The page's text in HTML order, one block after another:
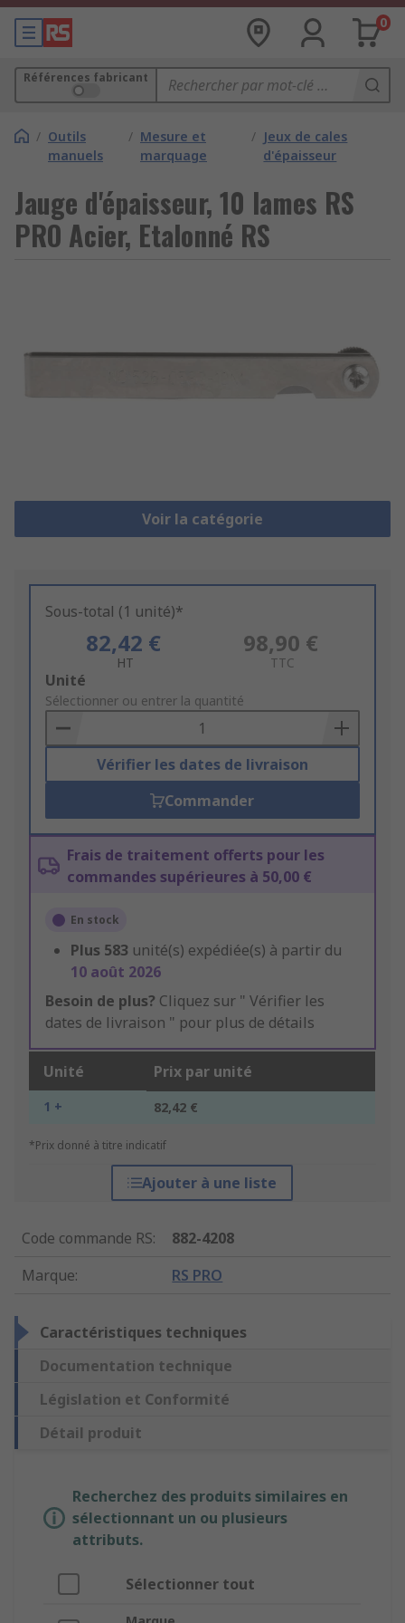
0
Références fabricant
/ Outils
manuels
/ Mesure et
marquage
/ Jeux de cales
d'épaisseur
Jauge d'épaisseur, 10 lames RS
PRO Acier, Etalonné RS
Voir la catégorie
Sous-total (1 unité)*
82,42 €
HT
98,90 €
TTC
Add
to
Basket
Unité
Sélectionner ou entrer la quantité
Vérifier les dates de livraison
Commander
Frais de traitement offerts pour les
commandes supérieures à 50,00 €
En stock
Plus 583 unité(s) expédiée(s) à partir du
10 août 2026
Besoin de plus? Cliquez sur " Vérifier les
dates de livraison " pour plus de détails
Unité Prix par unité
1 + 82,42 €
*Prix donné à titre indicatif
Ajouter à une liste
Code commande RS:
882-4208
Marque: RS PRO
Caractéristiques techniques
Documentation technique
Législation et Conformité
Détail produit
Recherchez des produits similaires en
sélectionnant un ou plusieurs
attributs.
Sélectionner tout